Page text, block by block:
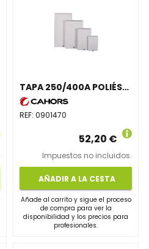
TAPA 250/400A POLIÉSTER REFORZADO CON FIBRA DE VIDRIO COLOR GRIS RAL7035
REF:0901470
52,20 €
Impuestos no incluidos.
AÑADIR A LA CESTA
Añade al carrito y sigue el proceso
de compra para ver la
disponibilidad y los precios para
profesionales.